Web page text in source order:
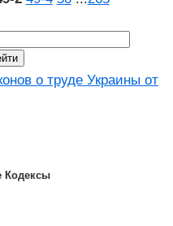
о труде Украины от
Кодексы